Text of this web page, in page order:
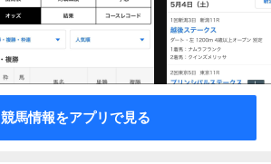
競馬情報をアプリで見る